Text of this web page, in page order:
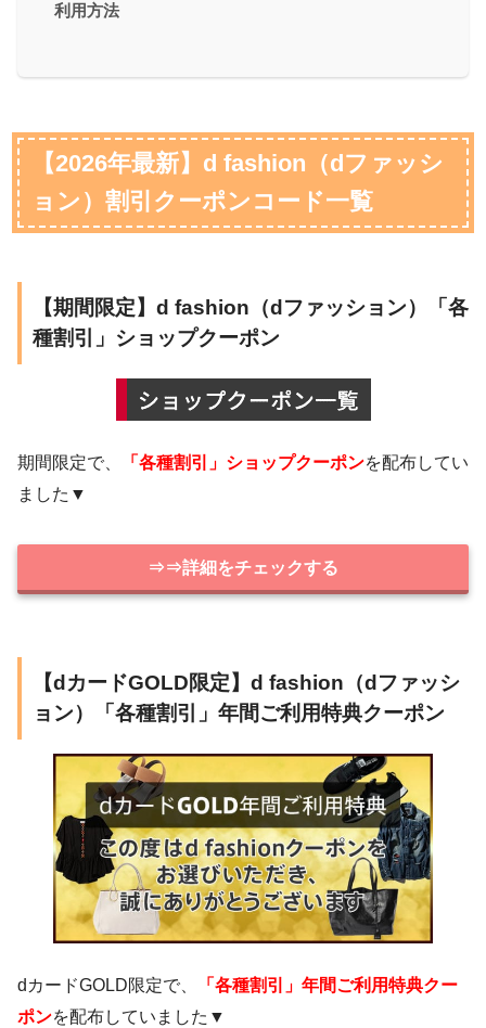
利用方法
【2026年最新】d fashion（dファッシ
ョン）割引クーポンコード一覧
【期間限定】d fashion（dファッション）「各
種割引」ショップクーポン
期間限定で、 「各種割引」ショップクーポンを配布してい
ました▼
⇒⇒詳細をチェックする
【dカードGOLD限定】d fashion（dファッシ
ョン）「各種割引」年間ご利用特典クーポン
dカードGOLD限定で、
「各種割引」年間ご利用特典クー
ポンを配布していました▼